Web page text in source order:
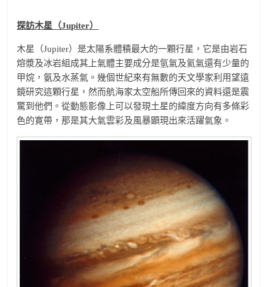
探訪木星（Jupiter）
木星（Jupiter）是太陽系體積最大的一顆行星，它是由岩石
熔漿及冰岩組成其上氣體主要成分是氫氣及氦氣還有少量的
甲烷，氨及水蒸氣。幾個世紀來有無數的天文學家利用望遠
鏡研究這顆行星，然而航海家太空船所傳回來的資料還是震
驚到他們。從動態影像上可以發現土星的緯度方向有多條彩
色的寛帶，那是其大氣雲彩及風暴顕現出來活躍氣象。